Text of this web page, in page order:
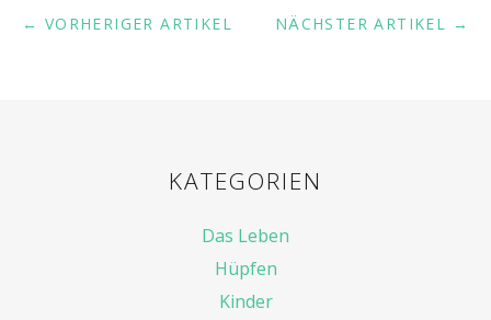
NÄCHSTER ARTIKEL →
← VORHERIGER ARTIKEL
KATEGORIEN
Das Leben
Hüpfen
Kinder